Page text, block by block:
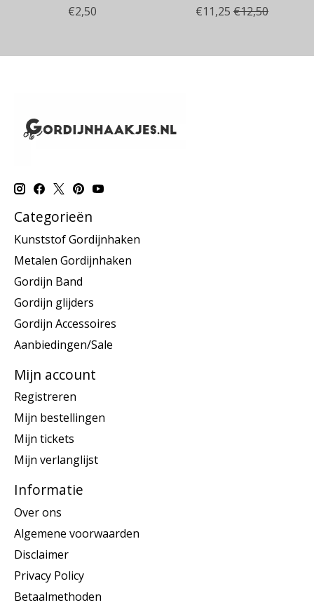
€2,50
€11,25 €12,50
Categorieën
Kunststof Gordijnhaken
Metalen Gordijnhaken
Gordijn Band
Gordijn glijders
Gordijn Accessoires
Aanbiedingen/Sale
Mijn account
Registreren
Mijn bestellingen
Mijn tickets
Mijn verlanglijst
Informatie
Over ons
Algemene voorwaarden
Disclaimer
Privacy Policy
Betaalmethoden